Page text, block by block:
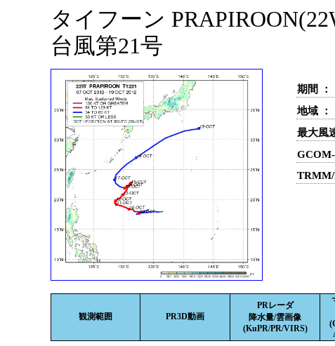
タイフーン
台風第21号
期間 ：
地域 ：
最大風
TRMM/
観測範囲 PR3D動画
PRレーダ
降水量/雲画像
(KuPR/PR/VIRS)